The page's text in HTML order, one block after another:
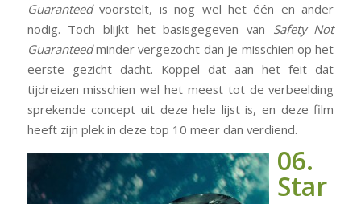
Guaranteedvoorstelt, is nog wel het één en ander
nodig. Toch blijkt het basisgegeven van Safety Not
Guaranteedminder vergezocht dan je misschien op het
eerste gezicht dacht. Koppel dat aan het feit dat
tijdreizen misschien wel het meest tot de verbeelding
sprekende concept uit deze hele lijst is, en deze film
heeft zijn plek in deze top 10 meer dan verdiend.
06.
Star